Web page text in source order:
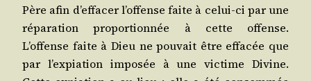
Père afin d’effacer l’offense faite à celui-ci par une
répa­ra­tion pro­por­tion­née à cette offense.
L’offense faite à Dieu ne pou­vait être effa­cée que
par l’expiation impo­sée à une vic­time Divine.